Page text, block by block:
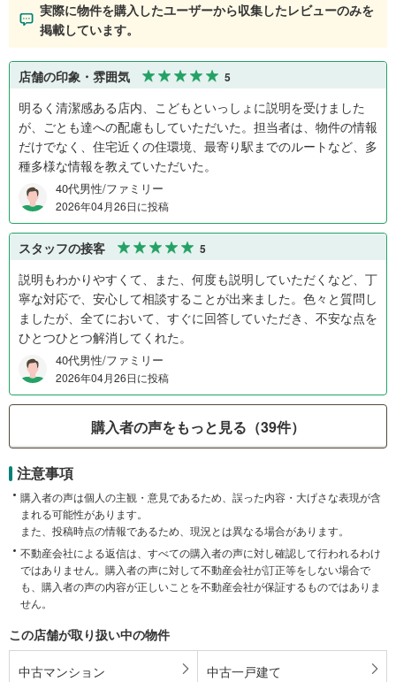
実際に物件を購入したユーザーから収集したレビューのみを
掲載しています。
店舗の印象・雰囲気 5
明るく清潔感ある店内、こどもといっしょに説明を受けました
が、ごとも達への配慮もしていただいた。担当者は、物件の情報
だけでなく、住宅近くの住環境、最寄り駅までのルートなど、多
種多様な情報を教えていただいた。
40代男性/ファミリー
2026年04月26日に投稿
スタッフの接客 5
説明もわかりやすくて、また、何度も説明していただくなど、丁
寧な対応で、安心して相談することが出来ました。色々と質問し
ましたが、全てにおいて、すぐに回答していただき、不安な点を
ひとつひとつ解消してくれた。
40代男性/ファミリー
2026年04月26日に投稿
購入者の声をもっと見る（39件）
注意事項
購入者の声は個人の主観・意見であるため、誤った内容・大げさな表現が含
まれる可能性があります。
また、投稿時点の情報であるため、現況とは異なる場合があります。
不動産会社による返信は、すべての購入者の声に対し確認して行われるわけ
ではありません。購入者の声に対して不動産会社が訂正等をしない場合で
も、購入者の声の内容が正しいことを不動産会社が保証するものではありま
せん。
この店舗が取り扱い中の物件
中古マンション 中古一戸建て